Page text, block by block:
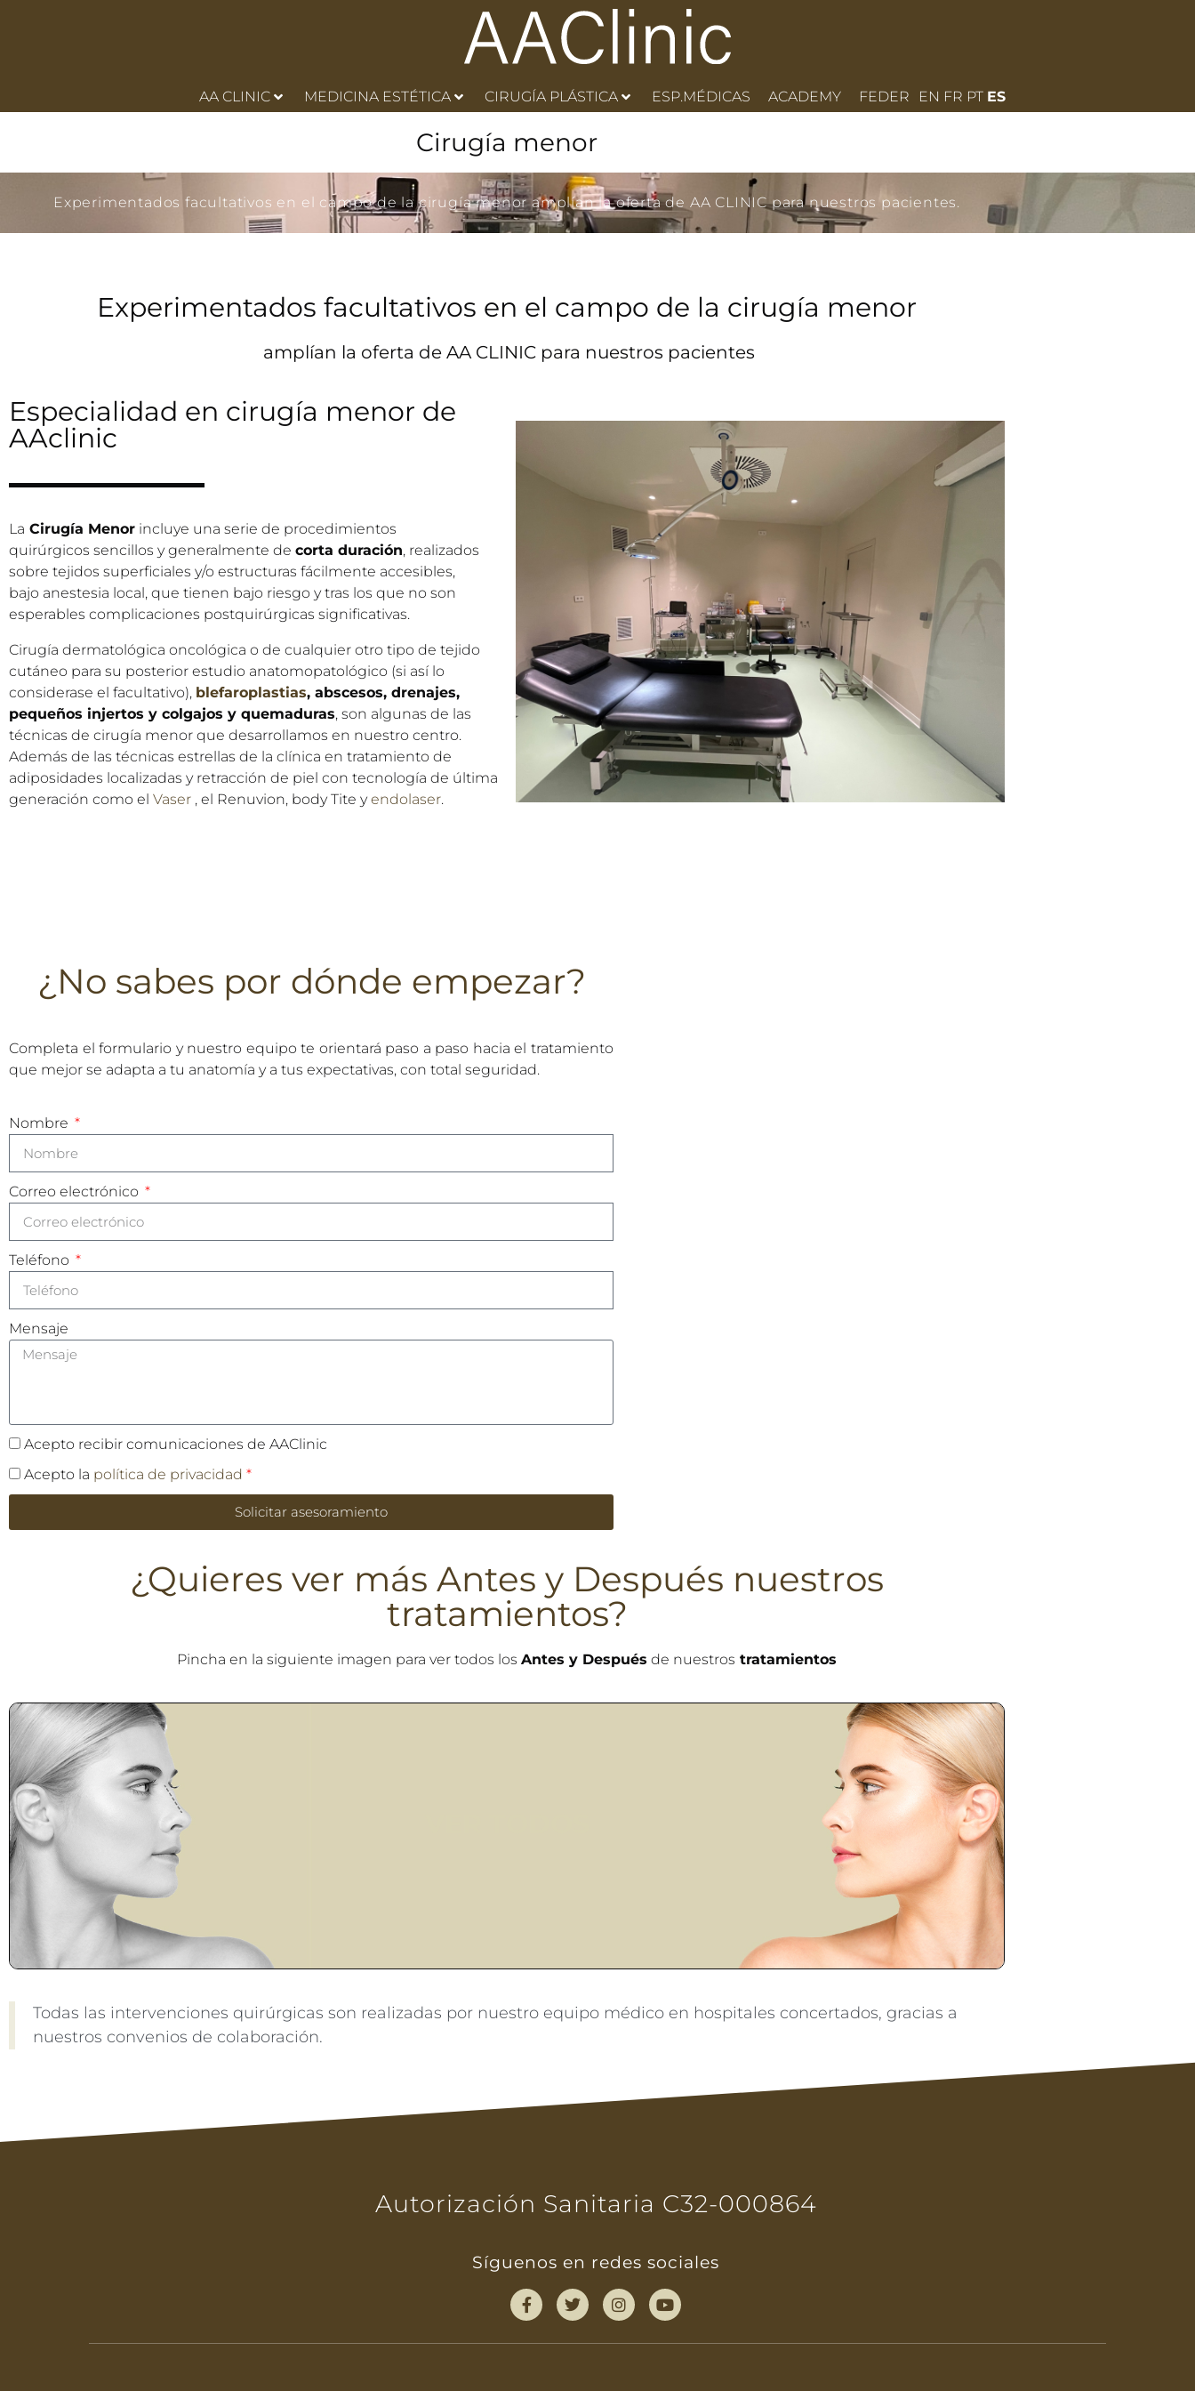
AA CLINIC MEDICINA ESTÉTICA CIRUGÍA PLÁSTICA ESP.MÉDICAS ACADEMY FEDER EN FR PT ES
Cirugía menor
Experimentados facultativos en el campo de la cirugía menor amplían la oferta de AA CLINIC para nuestros pacientes.
Experimentados facultativos en el campo de la cirugía menor
amplían la oferta de AA CLINIC para nuestros pacientes
Especialidad en cirugía menor de
AAclinic
La Cirugía Menor incluye una serie de procedimientos
quirúrgicos sencillos y generalmente de corta duración, realizados
sobre tejidos superficiales y/o estructuras fácilmente accesibles,
bajo anestesia local, que tienen bajo riesgo y tras los que no son
esperables complicaciones postquirúrgicas significativas.
Cirugía dermatológica oncológica o de cualquier otro tipo de tejido
cutáneo para su posterior estudio anatomopatológico (si así lo
considerase el facultativo), blefaroplastias, abscesos, drenajes,
pequeños injertos y colgajos y quemaduras, son algunas de las
técnicas de cirugía menor que desarrollamos en nuestro centro.
Además de las técnicas estrellas de la clínica en tratamiento de
adiposidades localizadas y retracción de piel con tecnología de última
generación como el Vaser , el Renuvion, body Tite yendolaser.
¿No sabes por dónde empezar?
Completa el formulario y nuestro equipo te orientará paso a paso hacia el tratamiento
que mejor se adapta a tu anatomía y a tus expectativas, con total seguridad.
Nombre
Correo electrónico
Teléfono
Mensaje
Acepto recibir comunicaciones de AAClinic
Acepto la política de privacidad *
Solicitar asesoramiento
¿Quieres ver más Antes y Después nuestros
tratamientos?
Pincha en la siguiente imagen para ver todos los Antes y Después de nuestros tratamientos
Todas las intervenciones quirúrgicas son realizadas por nuestro equipo médico en hospitales concertados, gracias a
nuestros convenios de colaboración.
Autorización Sanitaria C32-000864
Síguenos en redes sociales